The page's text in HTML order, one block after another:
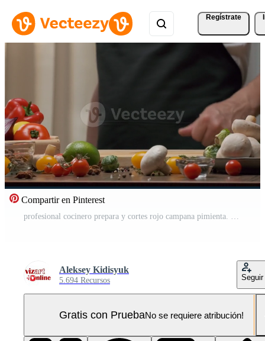
Regístrate
Compartir en Pinterest
profesional cocinero prepara y cortes rojo campana pimienta. cerca arriba lento movimiento Vídeo Pro
Aleksey Kidisyuk
5.694 Recursos Seguir
Gratis con PruebaNo se requiere atribución!